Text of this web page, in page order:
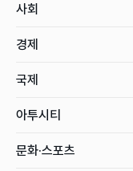
사회
경제
국제
아투시티
문화·스포츠